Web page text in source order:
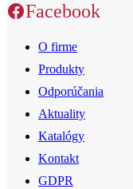
Facebook
O firme
Produkty
Odporúčania
Aktuality
Katalógy
Kontakt
GDPR